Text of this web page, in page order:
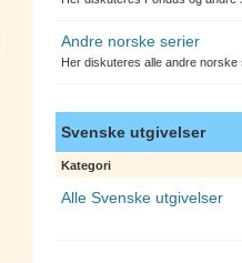
Andre norske serier
Her diskuteres alle andre
Svenske utgivelser
Kategori
Alle Svenske utgivelser